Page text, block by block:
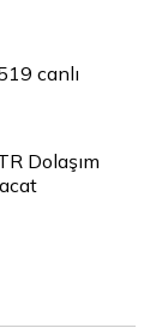
canlı
Dolaşım